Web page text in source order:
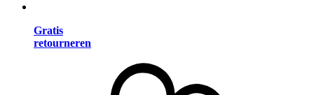
Gratis
retourneren